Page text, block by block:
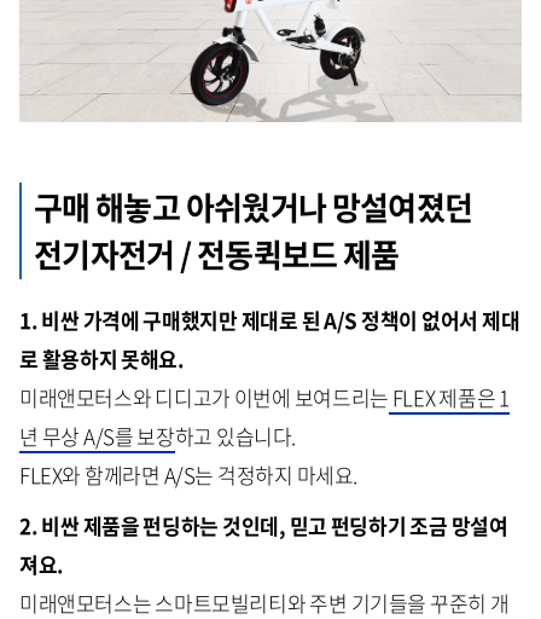
구매 해놓고 아쉬웠거나 망설여졌던
전기자전거 / 전동퀵보드 제품
1. 비싼 가격에 구매했지만 제대로 된 A/S 정책이 없어서 제대
로 활용하지 못해요.
미래앤모터스와 디디고가 이번에 보여드리는 FLEX 제품은 1
년 무상 A/S를 보장하고 있습니다.
FLEX와 함께라면 A/S는 걱정하지 마세요.
2. 비싼 제품을 펀딩하는 것인데, 믿고 펀딩하기 조금 망설여
져요.
미래앤모터스는 스마트모빌리티와 주변 기기들을 꾸준히 개